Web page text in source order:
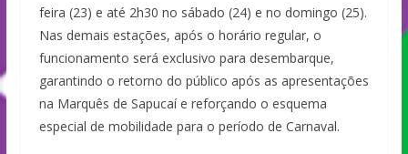
feira (23) e até 2h30 no sábado (24) e no domingo (25).
Nas demais estações, após o horário regular, o
funcionamento será exclusivo para desembarque,
garantindo o retorno do público após as apresentações
na Marquês de Sapucaí e reforçando o esquema
especial de mobilidade para o período de Carnaval.